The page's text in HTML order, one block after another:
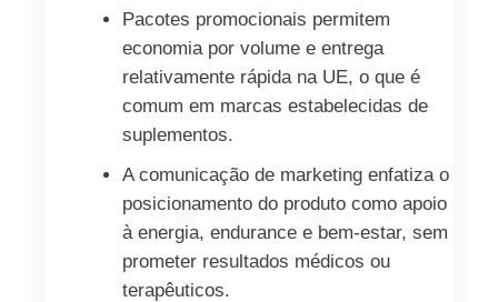
Pacotes promocionais permitem
economia por volume e entrega
relativamente rápida na UE, o que é
comum em marcas estabelecidas de
suplementos.
A comunicação de marketing enfatiza o
posicionamento do produto como apoio
à energia, endurance e bem-estar, sem
prometer resultados médicos ou
terapêuticos.